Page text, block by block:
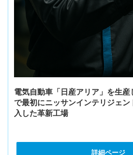
電気自動車「日産アリア」を生産
で最初にニッサンインテリジェ
入した革新工場
詳細ページ